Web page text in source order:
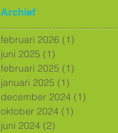
Archief
februari 2026 (1)
juni 2025 (1)
februari 2025 (1)
januari 2025 (1)
december 2024 (1)
oktober 2024 (1)
juni 2024 (2)